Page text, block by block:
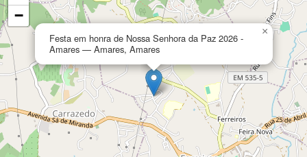
Festa em honra de Nossa Senhora da Paz 2026 -
Amares — Amares, Amares
×
−